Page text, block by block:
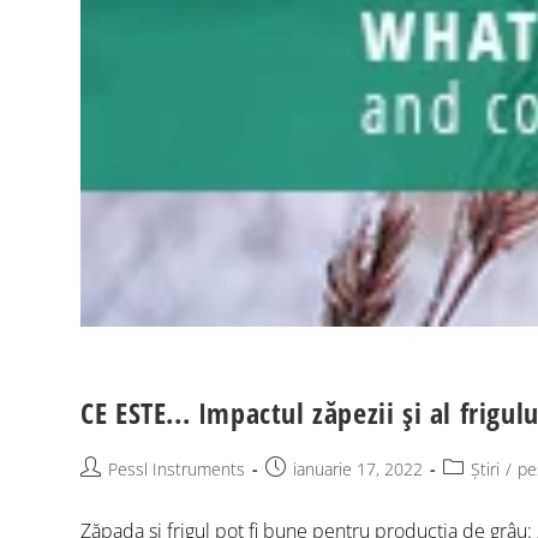
CE ESTE... Impactul zăpezii și al
Pessl Instruments ianuarie 17, 2022 Știri /
Zăpada și frigul pot fi bune pentru producția de